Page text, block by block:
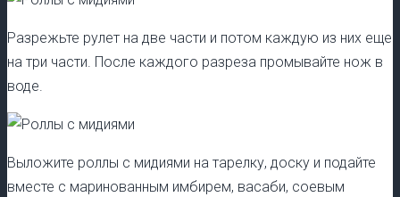
Разрежьте рулет на две части и потом каждую из них еще
на три части. После каждого разреза промывайте нож в
воде.
Выложите роллы с мидиями на тарелку, доску и подайте
вместе с маринованным имбирем, васаби, соевым